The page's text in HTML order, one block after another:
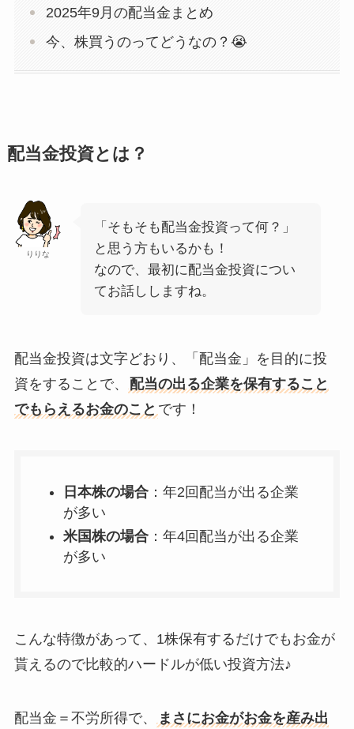
2025年9月の配当金まとめ
今、株買うのってどうなの？😭
配当金投資とは？
りりな
「そもそも配当金投資って何？」
と思う方もいるかも！
なので、最初に配当金投資につい
てお話ししますね。
配当金投資は文字どおり、「配当金」を目的に投
資をすることで、
配当の出る企業を保有すること
でもらえるお金のこと です！
日本株の場合：年2回配当が出る企業
が多い
米国株の場合：年4回配当が出る企業
が多い
こんな特徴があって、1株保有するだけでもお金が
貰えるので比較的ハードルが低い投資方法♪
配当金＝不労所得で、 まさにお金がお金を産み出